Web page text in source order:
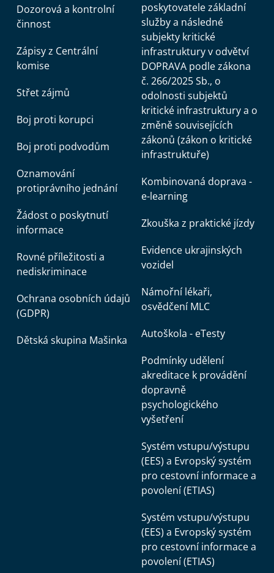
Dozorová a kontrolní
činnost
Zápisy z Centrální
komise
Střet zájmů
Boj proti korupci
Boj proti podvodům
Oznamování
protiprávního jednání
Žádost o poskytnutí
informace
Rovné příležitosti a
nediskriminace
Ochrana osobních údajů
(GDPR)
Dětská skupina Mašinka
poskytovatele základní
služby a následné
subjekty kritické
infrastruktury v odvětví
DOPRAVA podle zákona
č. 266/2025 Sb., o
odolnosti subjektů
kritické infrastruktury a o
změně souvisejících
zákonů (zákon o kritické
infrastruktuře)
Kombinovaná doprava -
e-learning
Zkouška z praktické jízdy
Evidence ukrajinských
vozidel
Námořní lékaři,
osvědčení MLC
Autoškola - eTesty
Podmínky udělení
akreditace k provádění
dopravně
psychologického
vyšetření
Systém vstupu/výstupu
(EES) a Evropský systém
pro cestovní informace a
povolení (ETIAS)
Systém vstupu/výstupu
(EES) a Evropský systém
pro cestovní informace a
povolení (ETIAS)